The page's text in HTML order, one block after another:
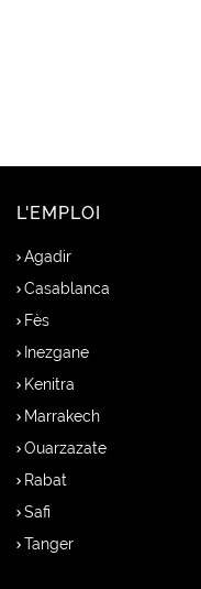
L'EMPLOI
Agadir
Casablanca
Fès
Inezgane
Kenitra
Marrakech
Ouarzazate
Rabat
Safi
Tanger